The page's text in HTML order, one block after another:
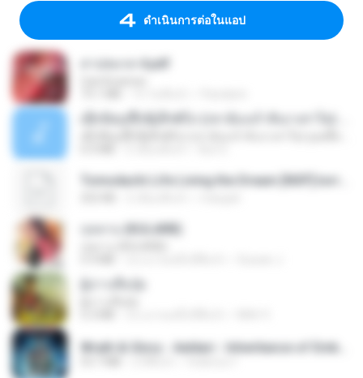
ดำเนินการต่อในแอป
สาปสมรส 4.pdf
กุหลาบ (KULARB)